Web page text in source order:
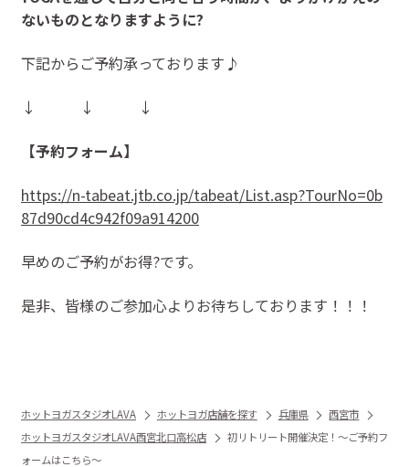
ないものとなりますように?
下記からご予約承っております♪
↓ ↓ ↓
【予約フォーム】
https://n-tabeat.jtb.co.jp/tabeat/List.asp?TourNo=0b
87d90cd4c942f09a914200
早めのご予約がお得?です。
是非、皆様のご参加心よりお待ちしております！！！
ホットヨガスタジオLAVA ホットヨガ店舗を探す 兵庫県
西宮市
ホットヨガスタジオLAVA西宮北口高松店
初リトリート開催決定！〜ご予約フ
ォームはこちら〜